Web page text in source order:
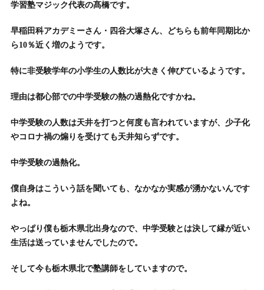
学習塾マジック代表の髙橋です。
早稲田科アカデミーさん・四谷大塚さん、どちらも前年同期比か
ら10％近く増のようです。
特に非受験学年の小学生の人数比が大きく伸びているようです。
理由は都心部での中学受験の熱の過熱化ですかね。
中学受験の人数は天井を打つと何度も言われていますが、少子化
やコロナ禍の煽りを受けても天井知らずです。
中学受験の過熱化。
僕自身はこういう話を聞いても、なかなか実感が湧かないんです
よね。
やっぱり僕も栃木県北出身なので、中学受験とは決して縁が近い
生活は送っていませんでしたので。
そして今も栃木県北で塾講師をしていますので。